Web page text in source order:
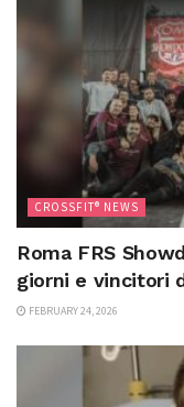
CROSSFIT® NEWS
Roma FRS
giorni e vincitori
FEBRUARY 24, 2026